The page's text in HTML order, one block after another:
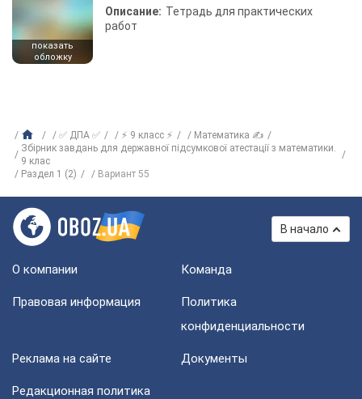
показать
обложку
Описание: Тетрадь для практических
работ
✅ ДПА ✅ ⚡ 9 класс ⚡
Математика ✍
Збірник завдань для державної підсумкової атестації з математики.
9 клас
Раздел 1 (2)
Вариант 55
В начало
О компании Команда
Правовая информация
Политика
конфиденциальности
Реклама на сайте Документы
Редакционная политика